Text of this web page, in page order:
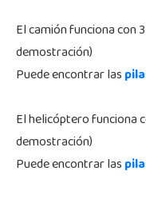
El camión funciona con
demostración)
Puede encontrar las
El helicóptero funciona
demostración)
Puede encontrar las